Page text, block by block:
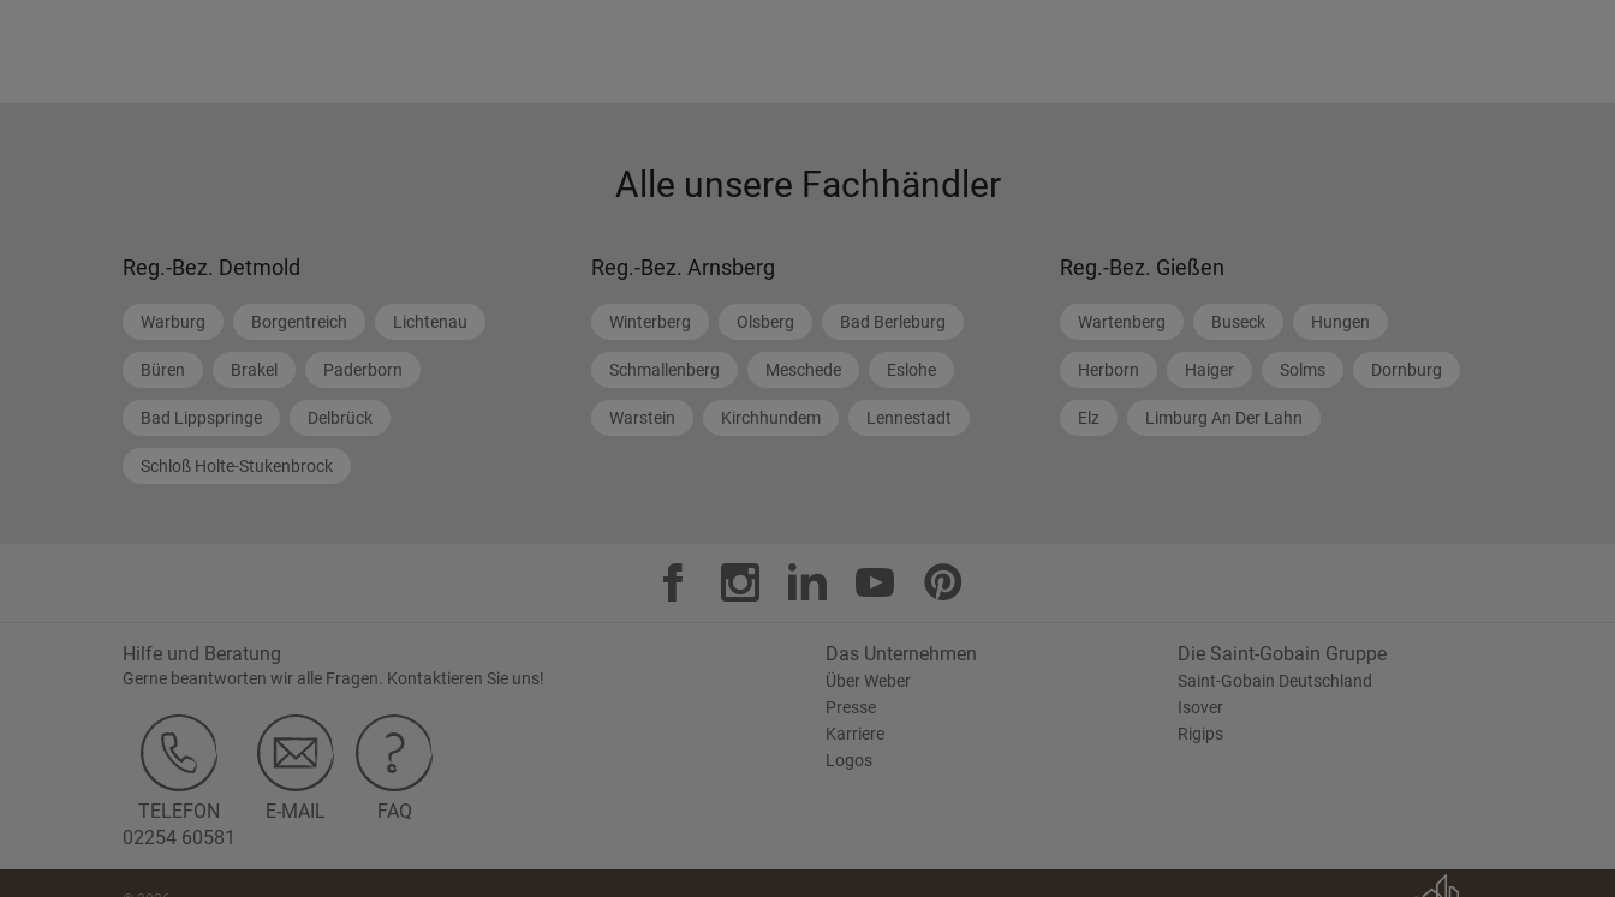
Alle unsere Fachhändler
Reg.-Bez. Detmold
Warburg Borgentreich Lichtenau
Büren Brakel Paderborn
Bad Lippspringe Delbrück
Schloß Holte-Stukenbrock
Reg.-Bez. Arnsberg
Winterberg Olsberg Bad Berleburg
Schmallenberg Meschede Eslohe
Warstein Kirchhundem Lennestadt
Reg.-Bez. Gießen
Wartenberg Buseck Hungen
Herborn Haiger Solms Dornburg
Elz Limburg An Der Lahn
Hilfe und Beratung
Gerne beantworten wir alle Fragen. Kontaktieren Sie uns!
TELEFON
02254 60581
E-MAIL FAQ
Das Unternehmen
Über Weber
Presse
Karriere
Logos
Die Saint-Gobain Gruppe
Saint-Gobain Deutschland
Isover
Rigips